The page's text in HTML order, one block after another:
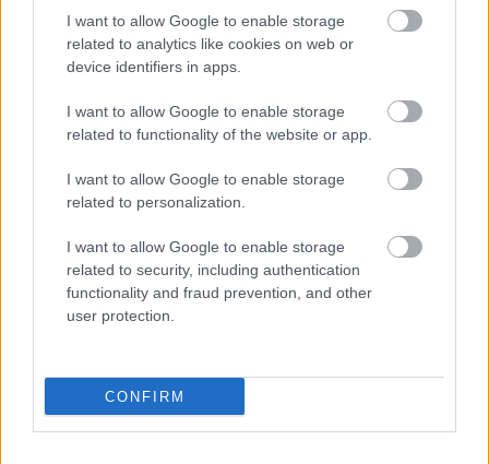
I want to allow Google to enable storage
related to analytics like cookies on web or
device identifiers in apps.
I want to allow Google to enable storage
related to functionality of the website or app.
I want to allow Google to enable storage
related to personalization.
I want to allow Google to enable storage
related to security, including authentication
functionality and fraud prevention, and other
user protection.
CONFIRM
fordulatot hoz az életedbe 2024 júliusa